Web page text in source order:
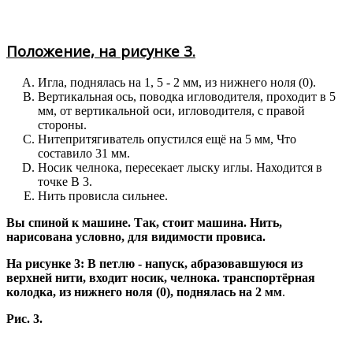
Положение, на рисунке 3.
Игла, поднялась на 1, 5 - 2 мм, из нижнего ноля (0).
Вертикальная ось, поводка игловодителя, проходит в 5
мм, от вертикальной оси, игловодителя, с правой
стороны.
Нитепритягиватель опустился ещё на 5 мм, Что
составило 31 мм.
Носик челнока, пересекает лыску иглы. Находится в
точке В 3.
Нить провисла сильнее.
Вы спиной к машине. Так, стоит машина. Нить,
нарисована условно, для видимости провиса.
На рисунке 3: В петлю - напуск, абразовавшуюся из
верхней нити, входит носик, челнока. транспортёрная
колодка, из нижнего ноля (0), поднялась на 2 мм.
Рис. 3.